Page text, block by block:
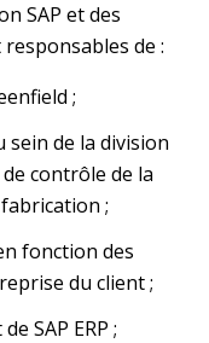
SAP et des
de :
;
de la division
contrôle de la
;
fonction des
du client ;
SAP ERP ;